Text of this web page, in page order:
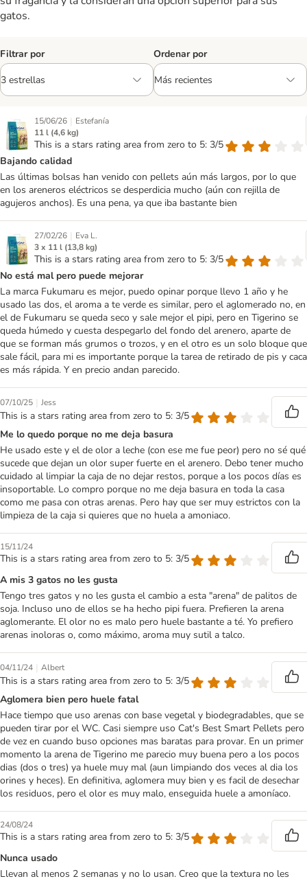
gatos.
Filtrar por Ordenar por
15/06/26 | Estefanía
11 l (4,6 kg)
This is a stars rating area from zero to 5: 3/5
Bajando calidad
Las últimas bolsas han venido con pellets aún más largos, por lo que
en los areneros eléctricos se desperdicia mucho (aún con rejilla de
agujeros anchos). Es una pena, ya que iba bastante bien
27/02/26 | Eva L.
3 x 11 l (13,8 kg)
This is a stars rating area from zero to 5: 3/5
No está mal pero puede mejorar
La marca Fukumaru es mejor, puedo opinar porque llevo 1 año y he
usado las dos, el aroma a te verde es similar, pero el aglomerado no, en
el de Fukumaru se queda seco y sale mejor el pipi, pero en Tigerino se
queda húmedo y cuesta despegarlo del fondo del arenero, aparte de
que se forman más grumos o trozos, y en el otro es un solo bloque que
sale fácil, para mi es importante porque la tarea de retirado de pis y caca
es más rápida. Y en precio andan parecido.
07/10/25 | Jess
This is a stars rating area from zero to 5: 3/5
Me lo quedo porque no me deja basura
He usado este y el de olor a leche (con ese me fue peor) pero no sé qué
sucede que dejan un olor super fuerte en el arenero. Debo tener mucho
cuidado al limpiar la caja de no dejar restos, porque a los pocos días es
insoportable. Lo compro porque no me deja basura en toda la casa
como me pasa con otras arenas. Pero hay que ser muy estrictos con la
limpieza de la caja si quieres que no huela a amoniaco.
15/11/24
This is a stars rating area from zero to 5: 3/5
A mis 3 gatos no les gusta
Tengo tres gatos y no les gusta el cambio a esta "arena" de palitos de
soja. Incluso uno de ellos se ha hecho pipi fuera. Prefieren la arena
aglomerante. El olor no es malo pero huele bastante a té. Yo prefiero
arenas inoloras o, como máximo, aroma muy sutil a talco.
04/11/24 | Albert
This is a stars rating area from zero to 5: 3/5
Aglomera bien pero huele fatal
Hace tiempo que uso arenas con base vegetal y biodegradables, que se
pueden tirar por el WC. Casi siempre uso Cat's Best Smart Pellets pero
de vez en cuando buso opciones mas baratas para provar. En un primer
momento la arena de Tigerino me parecio muy buena pero a los pocos
dias (dos o tres) ya huele muy mal (aun limpiando dos veces al dia los
orines y heces). En definitiva, aglomera muy bien y es facil de desechar
los residuos, pero el olor es muy malo, enseguida huele a amoníaco.
24/08/24
This is a stars rating area from zero to 5: 3/5
Nunca usado
Llevan al menos 2 semanas y no lo usan. Creo que la textura no les